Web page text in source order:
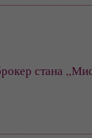
стана